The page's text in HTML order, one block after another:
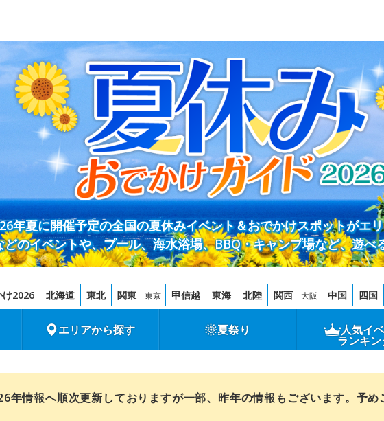
年夏に開催予定の全国の夏休みイベント＆おでかけスポットがエ
どのイベントや、プール、海水浴場、BBQ・キャンプ場など、遊べ
け2026 北海道 東北 関東 東京 甲信越 東海 北陸 関西 大阪 中国 四国
エリアから探す 夏祭り 人気イ
ランキン
年情報へ順次更新しておりますが一部、昨年の情報もございます。予め